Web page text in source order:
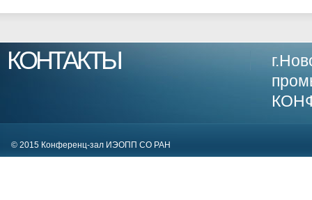
КОНТАКТЫ
81;
© 2015 Конференц-зал ИЭОПП СО РАН